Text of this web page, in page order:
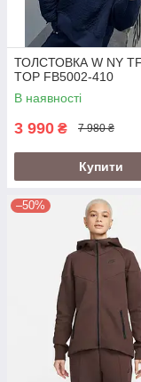
ТОЛСТОВКА W NY
TOP FB5002-410
В наявності
3 990 ₴ 7 980 ₴
Купити
–50%